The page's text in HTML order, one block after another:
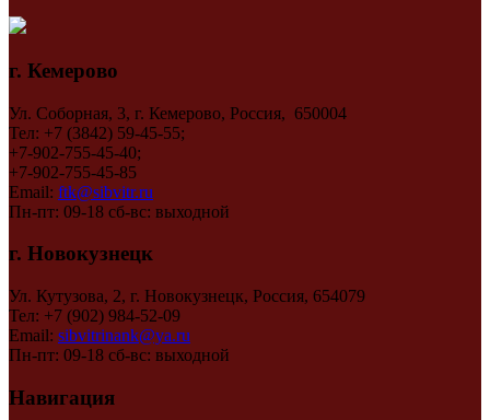
г. Кемерово
Ул. Соборная, 3, г. Кемерово, Россия, 650004
Тел: +7 (3842) 59-45-55;
+7-902-755-45-40;
+7-902-755-45-85
Email: ftk@sibvitr.ru
Пн-пт: 09-18 сб-вс: выходной
г. Новокузнецк
Ул. Кутузова, 2, г. Новокузнецк, Россия, 654079
Тел: +7 (902) 984-52-09
Email: sibvitrinank@ya.ru
Пн-пт: 09-18 сб-вс: выходной
Навигация